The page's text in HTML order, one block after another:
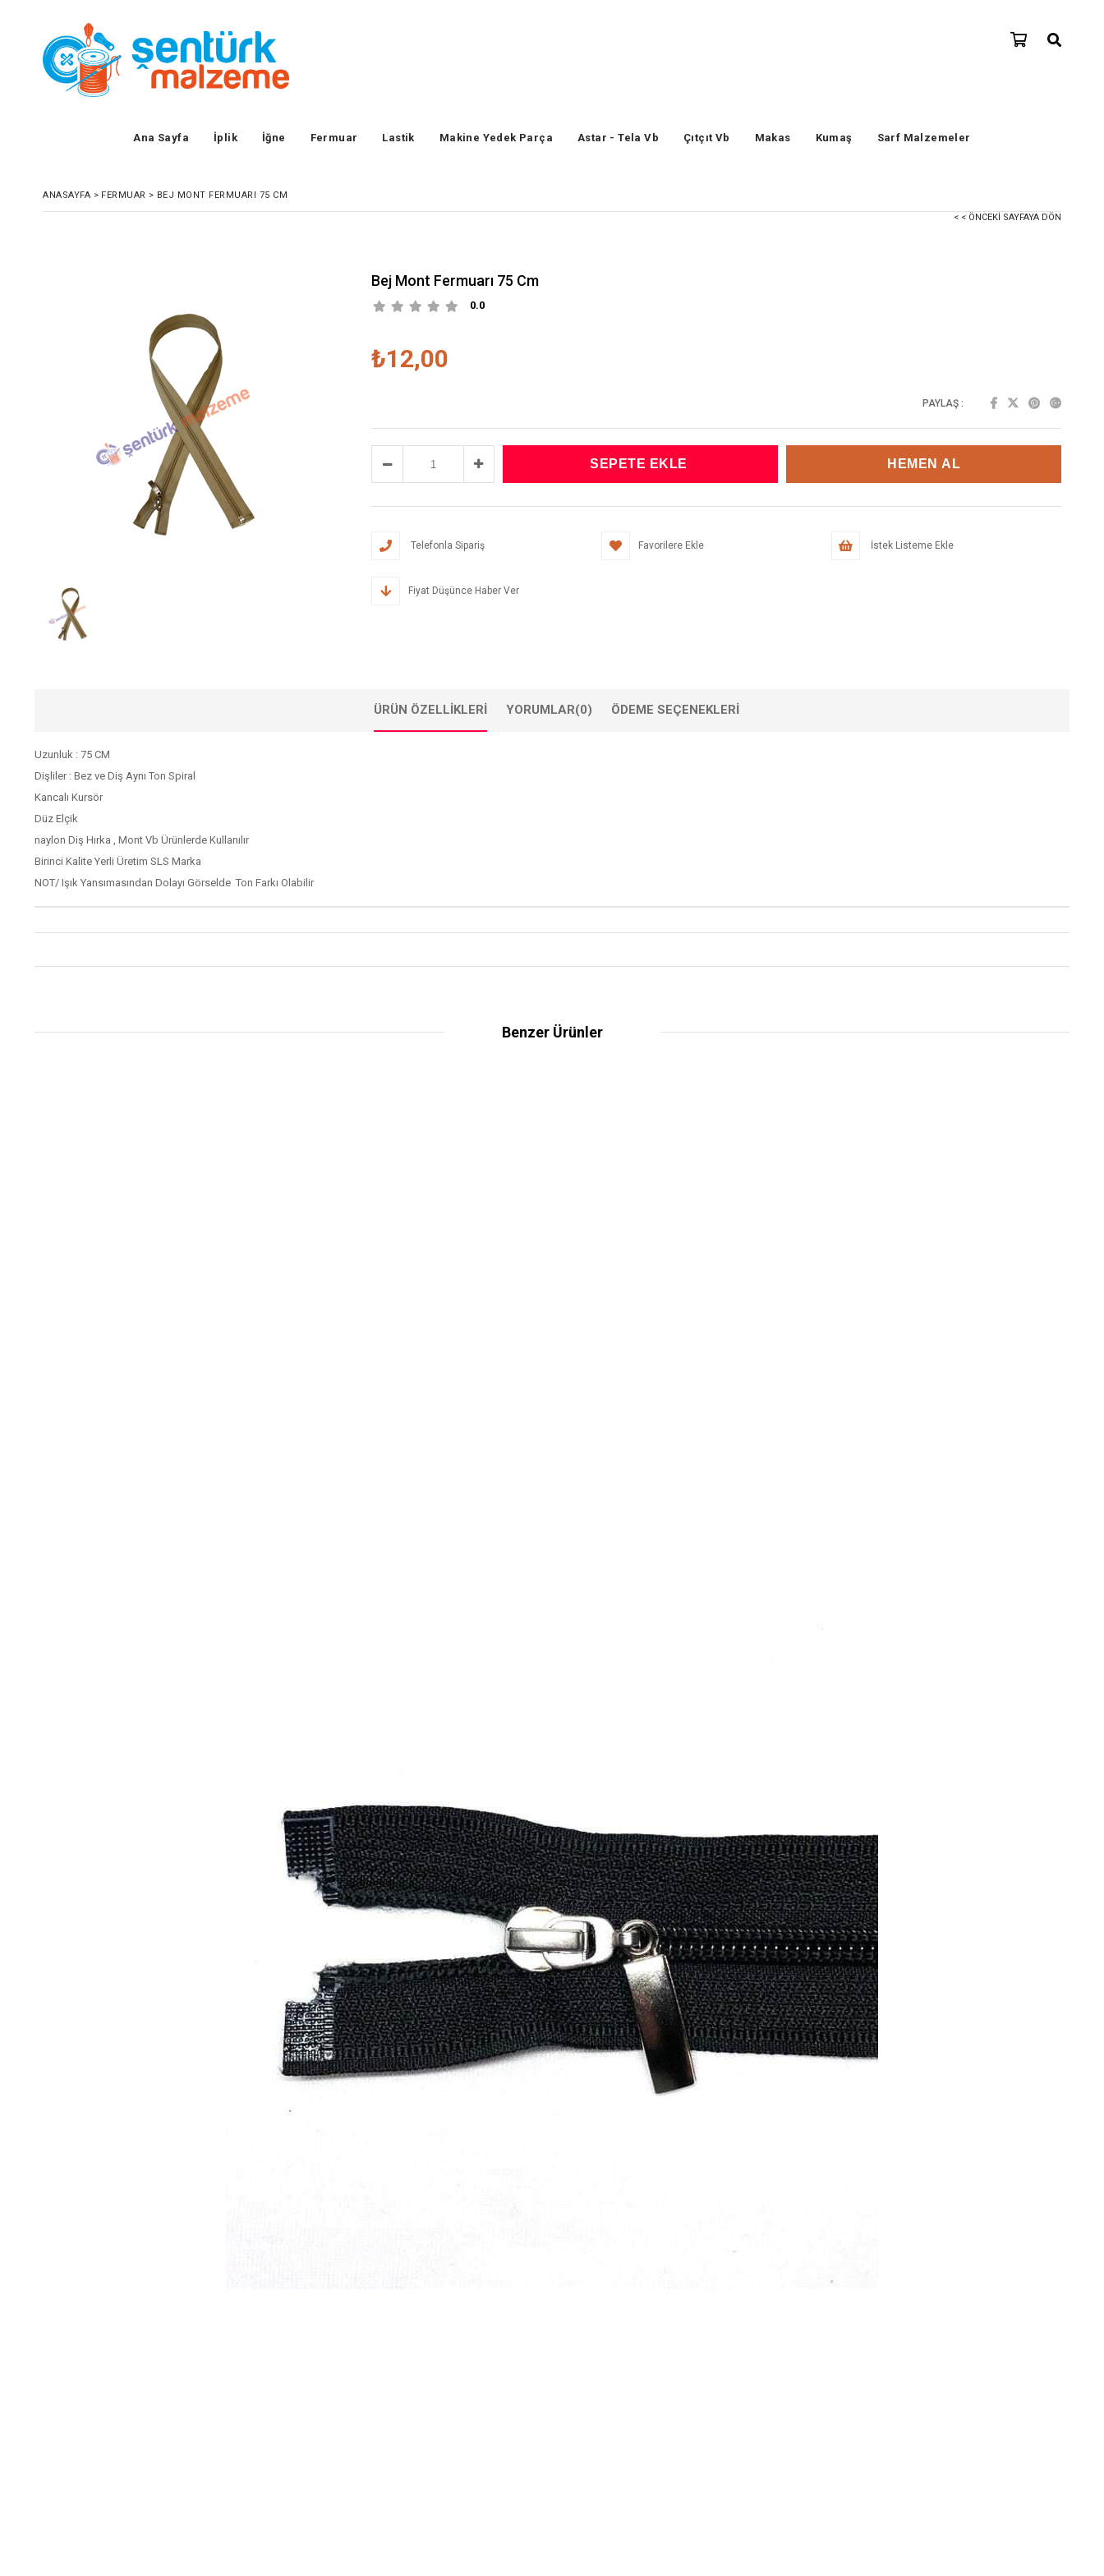
Ana Sayfa İplik İğne Fermuar Lastik Makine Yedek Parça Astar - Tela Vb Çıtçıt Vb Makas Kumaş Sarf Malzemeler
ANASAYFA > FERMUAR > BEJ MONT FERMUARI 75 CM
< < ÖNCEKI SAYFAYA DÖN
Bej Mont Fermuarı 75 Cm
0.0
₺12,00
PAYLAŞ :
Telefonla Sipariş Favorilere Ekle İstek Listeme Ekle
Fiyat Düşünce Haber Ver
ÜRÜN ÖZELLIKLERI YORUMLAR(0) ÖDEME SEÇENEKLERI
Uzunluk : 75 CM
Dişliler : Bez ve Diş Aynı Ton Spiral
Kancalı Kursör
Düz Elçik
naylon Diş Hırka , Mont Vb Ürünlerde Kullanılır
Birinci Kalite Yerli Üretim SLS Marka
NOT/ Işık Yansımasından Dolayı Görselde Ton Farkı Olabilir
Benzer Ürünler